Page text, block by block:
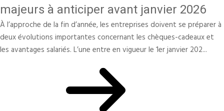
majeurs à anticiper avant janvier 2026
À l’approche de la fin d’année, les entreprises doivent se préparer à
deux évolutions importantes concernant les chèques-cadeaux et
les avantages salariés. L’une entre en vigueur le 1er janvier 202...